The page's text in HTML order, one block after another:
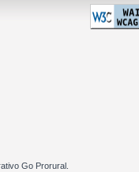
01
Go Prorural.